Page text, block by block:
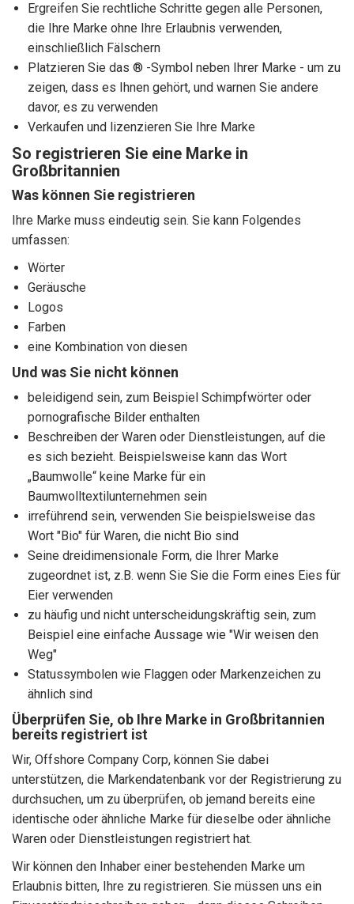
Ergreifen Sie rechtliche Schritte gegen alle Personen,
die Ihre Marke ohne Ihre Erlaubnis verwenden,
einschließlich Fälschern
Platzieren Sie das ® -Symbol neben Ihrer Marke - um zu
zeigen, dass es Ihnen gehört, und warnen Sie andere
davor, es zu verwenden
Verkaufen und lizenzieren Sie Ihre Marke
So registrieren Sie eine Marke in
Großbritannien
Was können Sie registrieren
Ihre Marke muss eindeutig sein. Sie kann Folgendes
umfassen:
Wörter
Geräusche
Logos
Farben
eine Kombination von diesen
Und was Sie nicht können
beleidigend sein, zum Beispiel Schimpfwörter oder
pornografische Bilder enthalten
Beschreiben der Waren oder Dienstleistungen, auf die
es sich bezieht. Beispielsweise kann das Wort
„Baumwolle“ keine Marke für ein
Baumwolltextilunternehmen sein
irreführend sein, verwenden Sie beispielsweise das
Wort "Bio" für Waren, die nicht Bio sind
Seine dreidimensionale Form, die Ihrer Marke
zugeordnet ist, z.B. wenn Sie Sie die Form eines Eies für
Eier verwenden
zu häufig und nicht unterscheidungskräftig sein, zum
Beispiel eine einfache Aussage wie "Wir weisen den
Weg"
Statussymbolen wie Flaggen oder Markenzeichen zu
ähnlich sind
Überprüfen Sie, ob Ihre Marke in Großbritannien
bereits registriert ist
Wir, Offshore Company Corp, können Sie dabei
unterstützen, die Markendatenbank vor der Registrierung zu
durchsuchen, um zu überprüfen, ob jemand bereits eine
identische oder ähnliche Marke für dieselbe oder ähnliche
Waren oder Dienstleistungen registriert hat.
Wir können den Inhaber einer bestehenden Marke um
Erlaubnis bitten, Ihre zu registrieren. Sie müssen uns ein